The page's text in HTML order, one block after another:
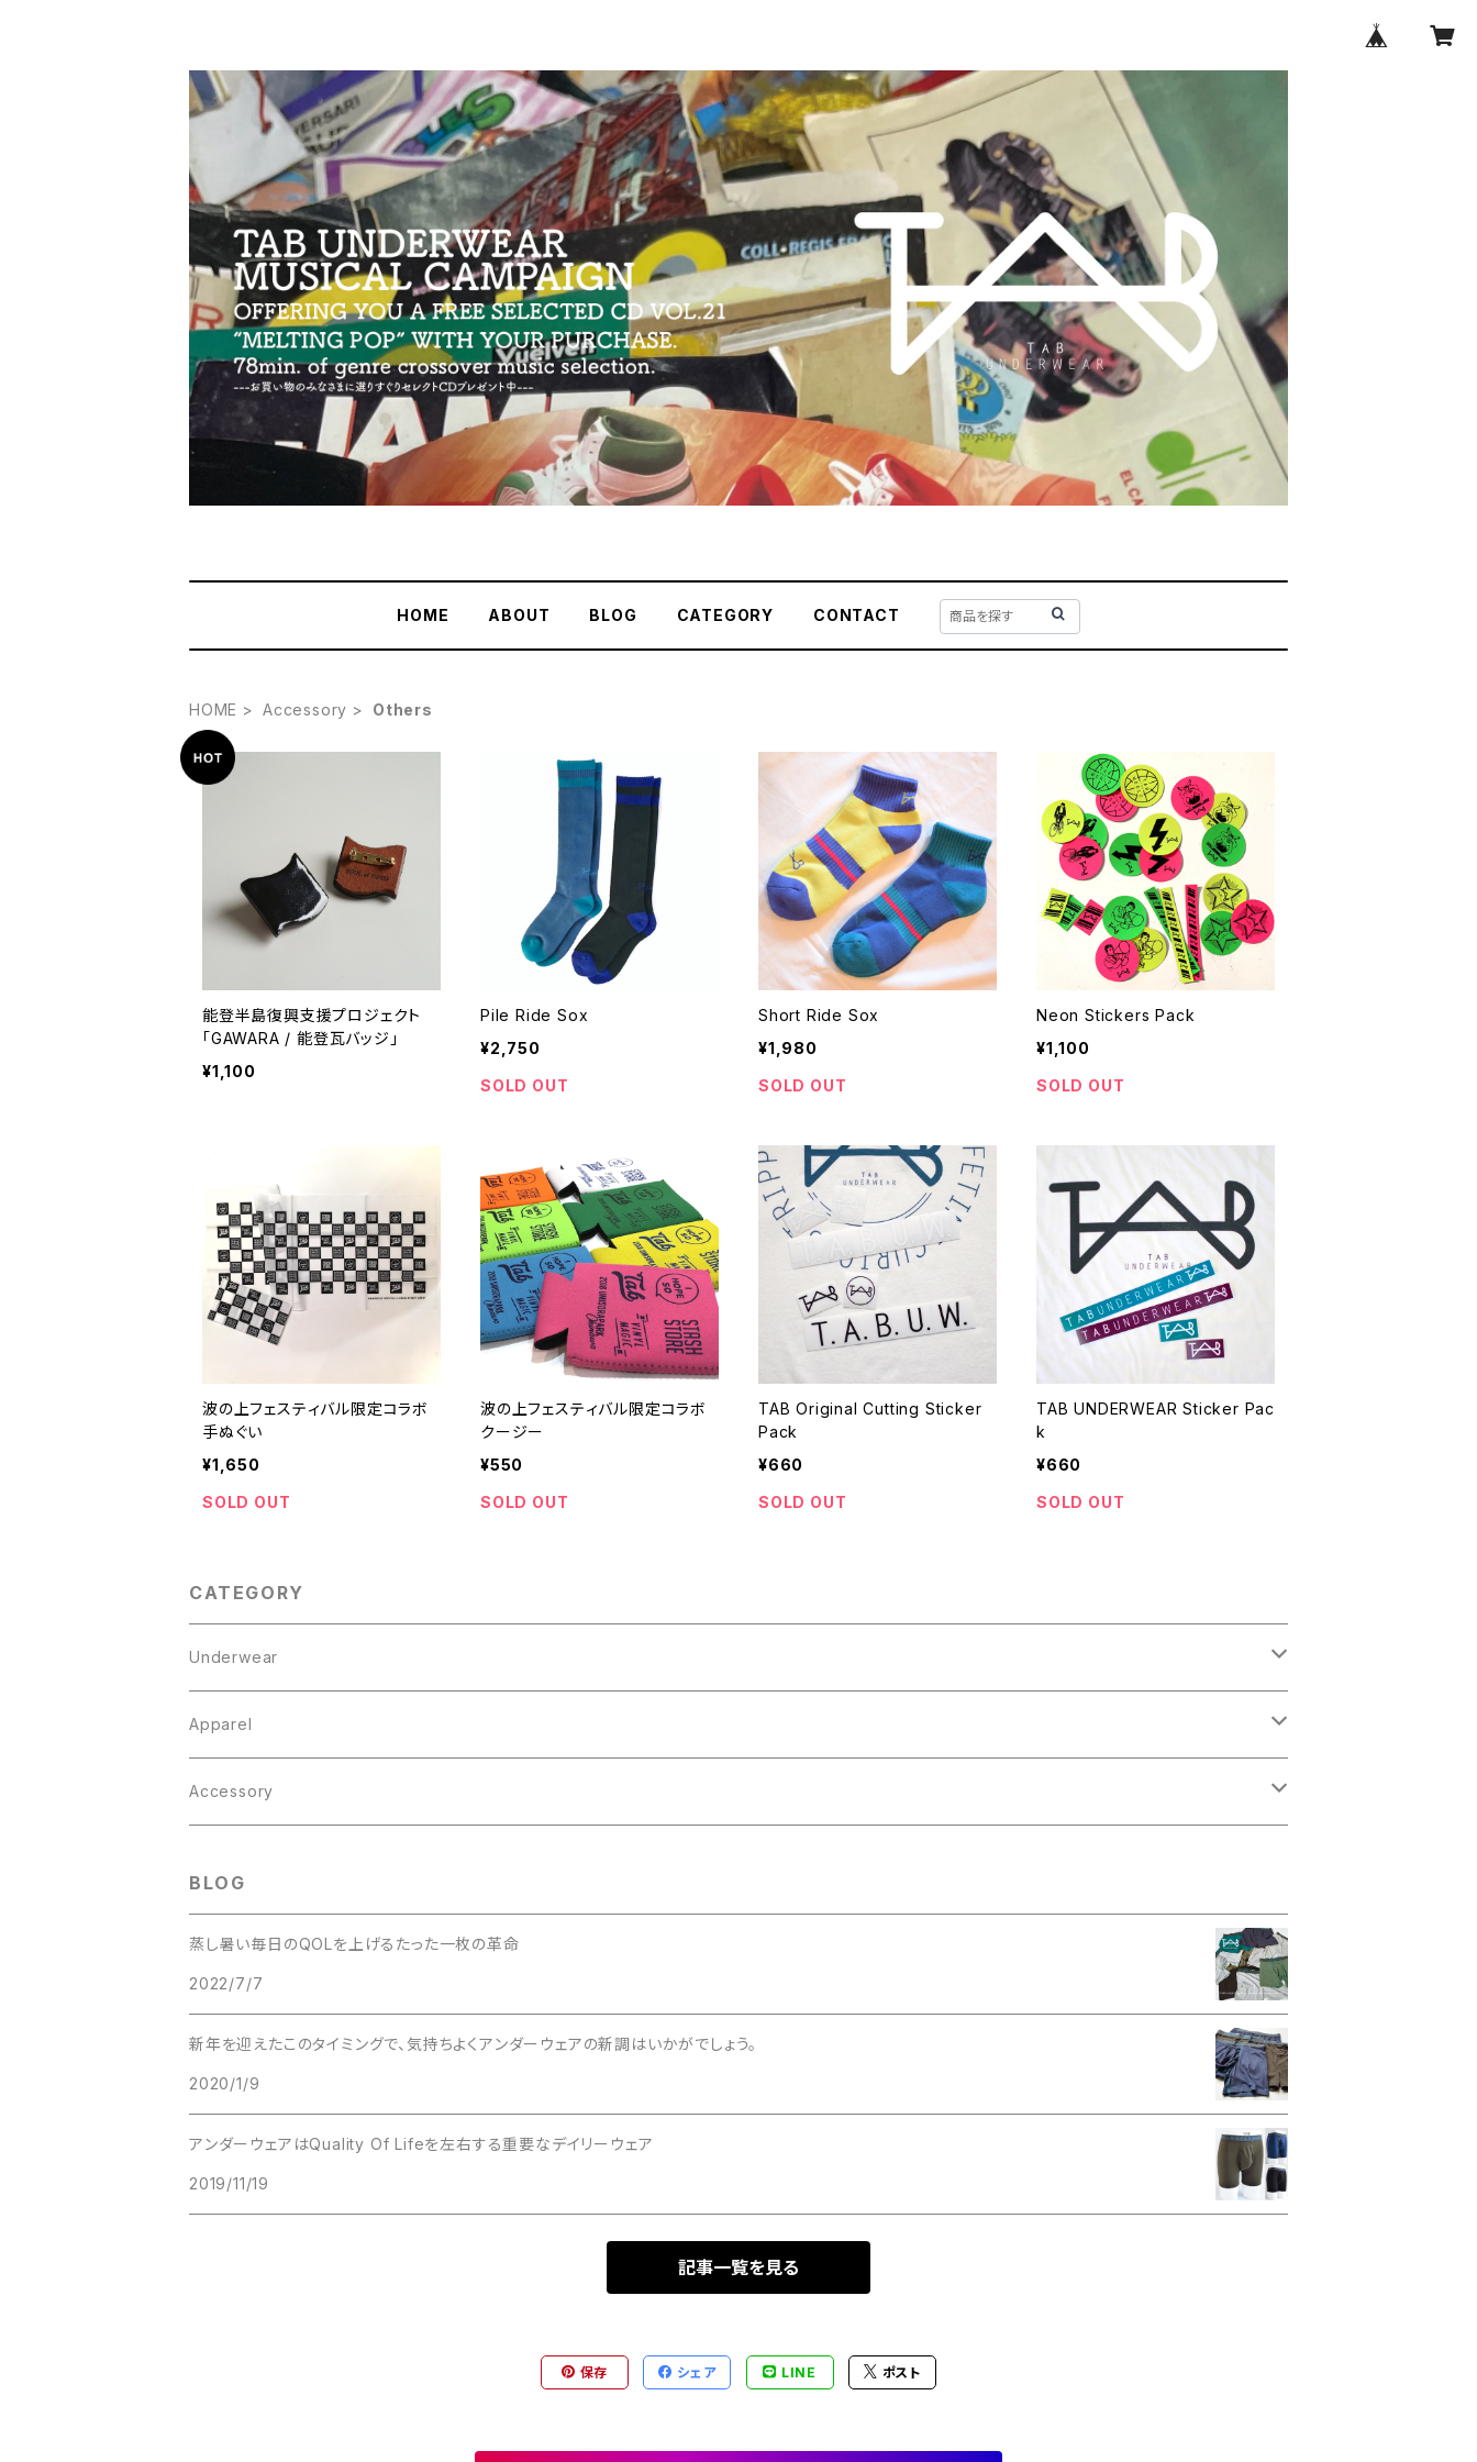
HOME ABOUT BLOG CATEGORY CONTACT
HOME Accessory Others
能登半島復興支援プロジェクト
「GAWARA / 能登瓦バッジ」
¥1,100
Pile Ride Sox
¥2,750
SOLD OUT
Short Ride Sox
¥1,980
SOLD OUT
Neon Stickers Pack
¥1,100
SOLD OUT
波の上フェスティバル限定コラボ
手ぬぐい
¥1,650
SOLD OUT
波の上フェスティバル限定コラボ
クージー
¥550
SOLD OUT
TAB Original Cutting Sticker
Pack
¥660
SOLD OUT
TAB UNDERWEAR Sticker Pac
k
¥660
SOLD OUT
CATEGORY
Underwear
Boxer Brief
Knit Trunks
Apparel
Tops
Parka
Crew Neck Sweat
Shirt
Accessory
Others
BLOG
蒸し暑い毎日のQOLを上げるたった一枚の革命
2022/7/7
新年を迎えたこのタイミングで、気持ちよくアンダーウェアの新調はいかがでしょう。
2020/1/9
アンダーウェアはQuality Of Lifeを左右する重要なデイリーウェア
2019/11/19
記事一覧を見る
保存 シェア LINE ポスト